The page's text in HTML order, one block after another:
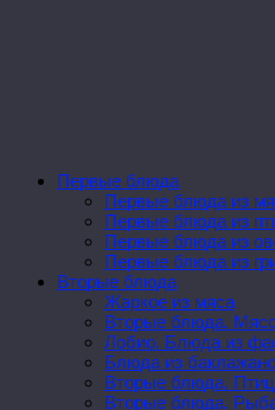
Первые блюда
Первые блюда из
Первые блюда из
Первые блюда из
Первые блюда из
Вторые блюда
Жаркое из мяса
Вторые блюда.
Лобио. Блюда из
Блюда из
Вторые блюда.
Вторые блюда.